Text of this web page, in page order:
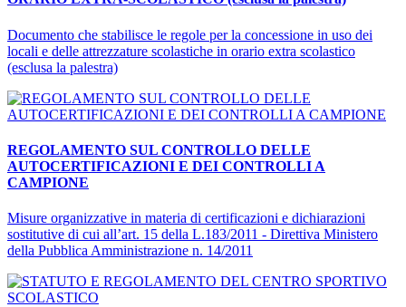
Documento che stabilisce le regole per la concessione in uso dei
locali e delle attrezzature scolastiche in orario extra scolastico
(esclusa la palestra)
REGOLAMENTO SUL CONTROLLO DELLE
AUTOCERTIFICAZIONI E DEI CONTROLLI A
CAMPIONE
Misure organizzative in materia di certificazioni e dichiarazioni
sostitutive di cui all’art. 15 della L.183/2011 - Direttiva Ministero
della Pubblica Amministrazione n. 14/2011